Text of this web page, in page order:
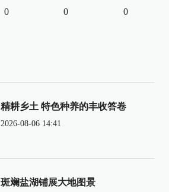
0 0 0
精耕乡土 特色种养的丰收答卷
2026-08-06 14:41
斑斓盐湖铺展大地图景